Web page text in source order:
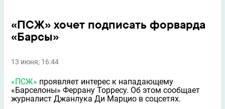
«ПСЖ» хочет подписать форварда
«Барсы»
13 июня, 16:44
«ПСЖ» проявляет интерес к нападающему
«Барселоны» Феррану Торресу. Об этом сообщает
журналист Джанлука Ди Марцио в соцсетях.